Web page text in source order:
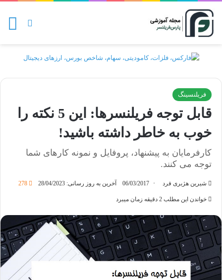
فریلنسینگ
قابل توجه فریلنسرها: این 5 نکته را
خوب به خاطر داشته باشید!
کارفرمایان به پیشنهاد، پروفایل و نمونه کارهای شما
توجه می کنند.
شیرین هژبری فرد 06/03/2017 آخرین به روز رسانی: 28/04/2023 278
خواندن این مطلب 2 دقیقه زمان میبرد